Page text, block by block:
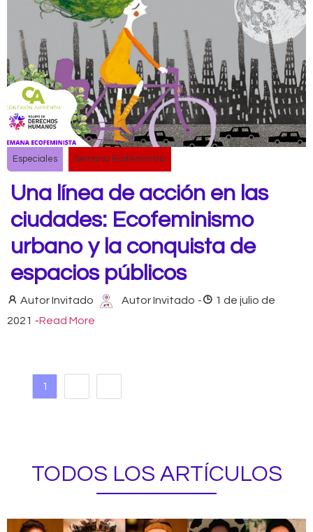
Especiales Semana Ecofeminista
Una línea de acción en las
ciudades: Ecofeminismo
urbano y la conquista de
espacios públicos
Autor Invitado Autor Invitado -
1 de julio de
2021 -Read More
1
TODOS LOS ARTÍCULOS